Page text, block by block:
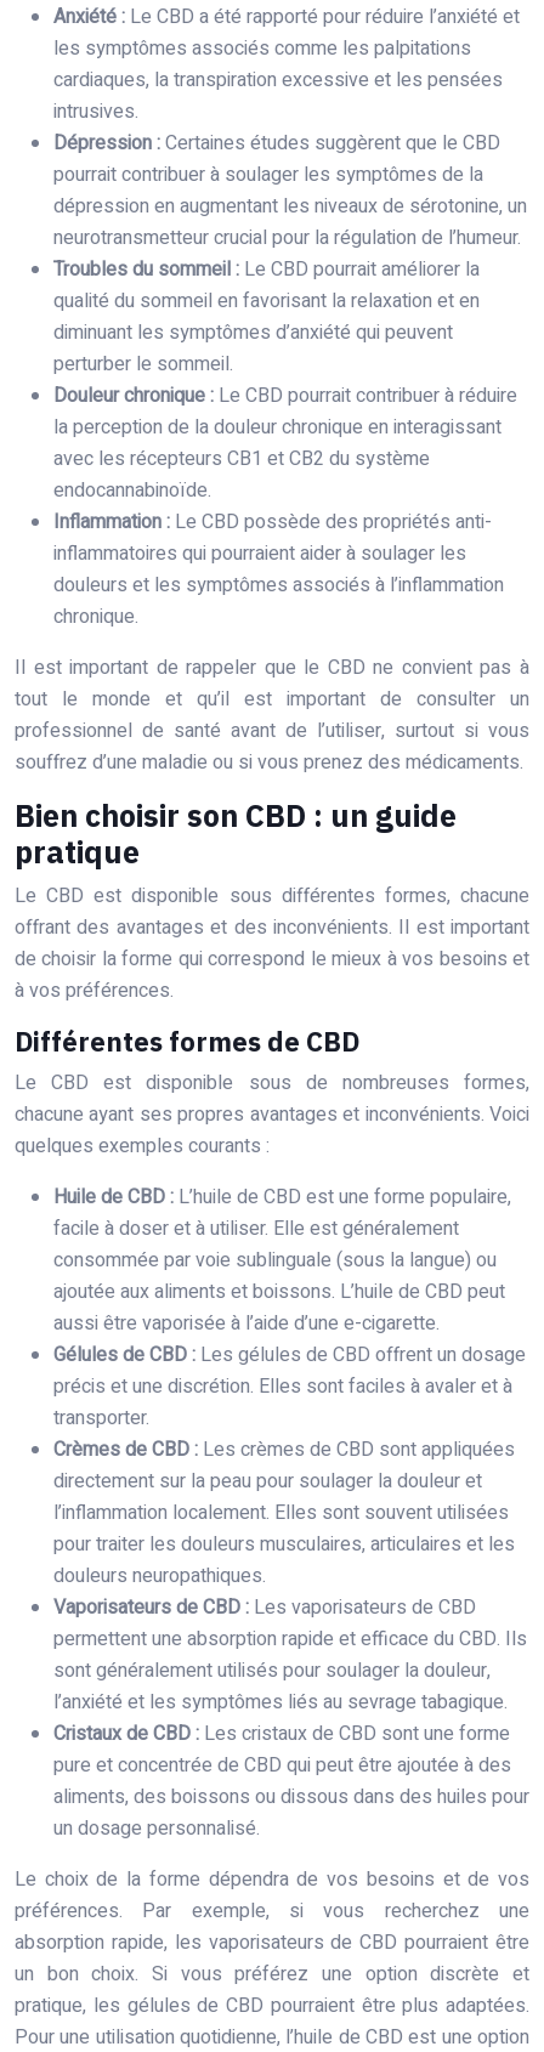
Anxiété : Le CBD a été rapporté pour réduire l’anxiété et
les symptômes associés comme les palpitations
cardiaques, la transpiration excessive et les pensées
intrusives.
Dépression :Certaines études suggèrent que le CBD
pourrait contribuer à soulager les symptômes de la
dépression en augmentant les niveaux de sérotonine, un
neurotransmetteur crucial pour la régulation de l’humeur.
Troubles du sommeil : Le CBD pourrait améliorer la
qualité du sommeil en favorisant la relaxation et en
diminuant les symptômes d’anxiété qui peuvent
perturber le sommeil.
Douleur chronique : Le CBD pourrait contribuer à réduire
la perception de la douleur chronique en interagissant
avec les récepteurs CB1 et CB2 du système
endocannabinoïde.
Inflammation : Le CBD possède des propriétés anti-
inflammatoires qui pourraient aider à soulager les
douleurs et les symptômes associés à l’inflammation
chronique.
Il est important de rappeler que le CBD ne convient pas à
tout le monde et qu’il est important de consulter un
professionnel de santé avant de l’utiliser, surtout si vous
souffrez d’une maladie ou si vous prenez des médicaments.
Bien choisir son CBD : un guide
pratique
Le CBD est disponible sous différentes formes, chacune
offrant des avantages et des inconvénients. Il est important
de choisir la forme qui correspond le mieux à vos besoins et
à vos préférences.
Différentes formes de CBD
Le CBD est disponible sous de nombreuses formes,
chacune ayant ses propres avantages et inconvénients. Voici
quelques exemples courants :
Huile de CBD : L’huile de CBD est une forme populaire,
facile à doser et à utiliser. Elle est généralement
consommée par voie sublinguale (sous la langue) ou
ajoutée aux aliments et boissons. L’huile de CBD peut
aussi être vaporisée à l’aide d’une e-cigarette.
Gélules de CBD : Les gélules de CBD offrent un dosage
précis et une discrétion. Elles sont faciles à avaler et à
transporter.
Crèmes de CBD : Les crèmes de CBD sont appliquées
directement sur la peau pour soulager la douleur et
l’inflammation localement. Elles sont souvent utilisées
pour traiter les douleurs musculaires, articulaires et les
douleurs neuropathiques.
Vaporisateurs de CBD : Les vaporisateurs de CBD
permettent une absorption rapide et efficace du CBD. Ils
sont généralement utilisés pour soulager la douleur,
l’anxiété et les symptômes liés au sevrage tabagique.
Cristaux de CBD : Les cristaux de CBD sont une forme
pure et concentrée de CBD qui peut être ajoutée à des
aliments, des boissons ou dissous dans des huiles pour
un dosage personnalisé.
Le choix de la forme dépendra de vos besoins et de vos
préférences. Par exemple, si vous recherchez une
absorption rapide, les vaporisateurs de CBD pourraient être
un bon choix. Si vous préférez une option discrète et
pratique, les gélules de CBD pourraient être plus adaptées.
Pour une utilisation quotidienne, l’huile de CBD est une option